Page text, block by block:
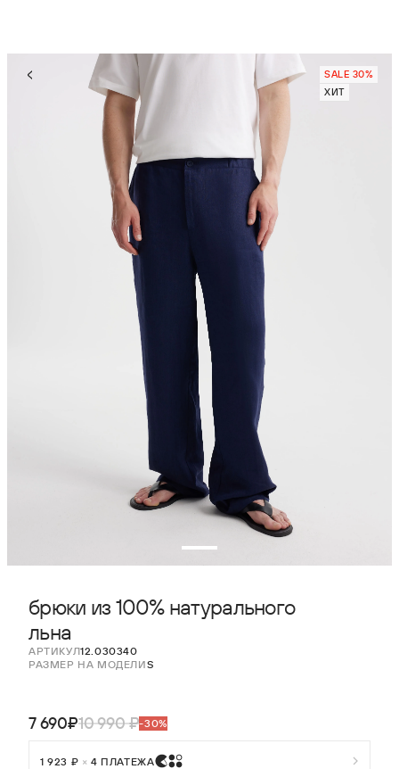
SALE 30%
ХИТ
брюки из 100% натурального
льна
АРТИКУЛ12.030340
РАЗМЕР НА МОДЕЛИS
7 690₽10 990 ₽-30%
1 923 ₽ × 4 ПЛАТЕЖА